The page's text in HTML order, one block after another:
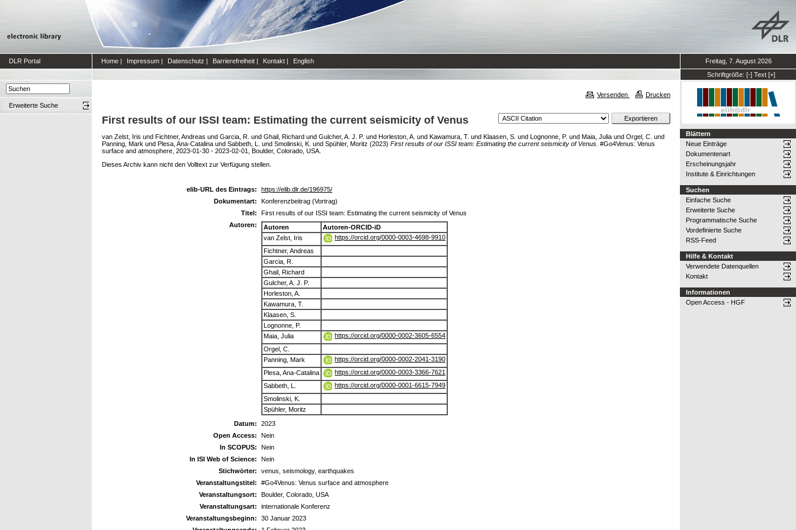
DLR Portal Home | Impressum | Datenschutz | Barrierefreiheit | Kontakt | English
Freitag, 7. August 2026
Schriftgröße: [-] Text [+]
Erweiterte Suche
Versenden Drucken
First results of our ISSI team: Estimating the current seismicity of Venus
van Zelst, Iris und Fichtner, Andreas und Garcia, R. und Ghail, Richard und Gulcher, A. J. P. und Horleston, A. und Kawamura, T. und Klaasen, S. und Lognonne, P. und Maia, Julia und Orgel, C. und
Panning, Mark und Plesa, Ana-Catalina und Sabbeth, L. und Smolinski, K. und Spühler, Moritz (2023) First results of our ISSI team: Estimating the current seismicity of Venus. #Go4Venus: Venus
surface and atmosphere, 2023-01-30 - 2023-02-01, Boulder, Colorado, USA.
Dieses Archiv kann nicht den Volltext zur Verfügung stellen.
elib-URL des Eintrags:
https://elib.dlr.de/196975/
Dokumentart:
Konferenzbeitrag (Vortrag)
Titel:
First results of our ISSI team: Estimating the current seismicity of Venus
Autoren:
Autoren
Autoren-ORCID-iD
van Zelst, Iris
https://orcid.org/0000-0003-4698-9910
Fichtner, Andreas
Garcia, R.
Ghail, Richard
Gulcher, A. J. P.
Horleston, A.
Kawamura, T.
Klaasen, S.
Lognonne, P.
Maia, Julia
https://orcid.org/0000-0002-3605-6554
Orgel, C.
Panning, Mark
https://orcid.org/0000-0002-2041-3190
Plesa, Ana-Catalina
https://orcid.org/0000-0003-3366-7621
Sabbeth, L.
https://orcid.org/0000-0001-6615-7949
Smolinski, K.
Spühler, Moritz
Datum:
2023
Open Access:
Nein
In SCOPUS:
Nein
In ISI Web of Science:
Nein
Stichwörter:
venus, seismology, earthquakes
Veranstaltungstitel:
#Go4Venus: Venus surface and atmosphere
Veranstaltungsort:
Boulder, Colorado, USA
Veranstaltungsart:
internationale Konferenz
Veranstaltungsbeginn:
30 Januar 2023
Blättern
Neue Einträge
Dokumentenart
Erscheinungsjahr
Institute & Einrichtungen
Suchen
Einfache Suche
Erweiterte Suche
Programmatische Suche
Vordefinierte Suche
RSS-Feed
Hilfe & Kontakt
Verwendete Datenquellen
Kontakt
Informationen
Open Access - HGF